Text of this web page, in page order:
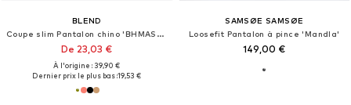
BLEND
Coupe slim Pantalon chino 'BHMASON'
De 23,03 €
À l'origine : 39,90 €
Dernier prix le plus bas :19,53 €
SAMSØE SAMSØE
Loosefit Pantalon à pince 'Mandla'
149,00 €